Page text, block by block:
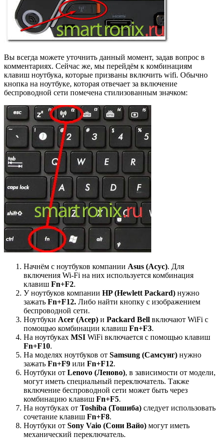
Вы всегда можете уточнить данный момент, задав вопрос в
комментариях. Сейчас же, мы перейдём к комбинациям
клавиш ноутбука, которые призваны включить wifi. Обычно
кнопка на ноутбуке, которая отвечает за включение
беспроводной сети помечена стилизованным значком:
Начнём с ноутбуков компании Asus (Асус). Для
включения Wi-Fi на них используется комбинация
клавиш Fn+F2.
У ноутбуков компании HP (Hewlett Packard) нужно
зажать Fn+F12. Либо найти кнопку с изображением
беспроводной сети.
Ноутбуки Acer (Асер) и Packard Bell включают WiFi с
помощью комбинации клавиш Fn+F3.
На ноутбуках MSI WiFi включается с помощью клавиш
Fn+F10.
На моделях ноутбуков от Samsung (Самсунг) нужно
зажать Fn+F9 или Fn+F12.
Ноутбуки от Lenovo (Леново), в зависимости от модели,
могут иметь специальный переключатель. Также
включение беспроводной сети может быть через
комбинацию клавиш Fn+F5.
На ноутбуках от Toshiba (Тошиба) следует использовать
сочетание клавиш Fn+F8.
Ноутбуки от Sony Vaio (Сони Вайо) могут иметь
механический переключатель.